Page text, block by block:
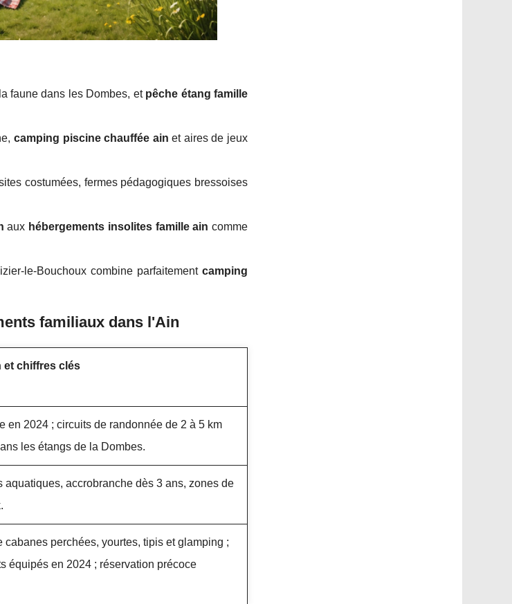
faune dans les Dombes, et pêche étang famille
camping piscine chauffée ain et aires de jeux
costumées, fermes pédagogiques bressoises
aux hébergements insolites famille ain comme
le-Bouchoux combine parfaitementcamping
familiaux dans l'Ain
et chiffres clés
en 2024 ; circuits de randonnée de 2 à 5 km
les étangs de la Dombes.
accrobranche dès 3 ans, zones de
perchées, yourtes, tipis et glamping ;
équipés en 2024 ; réservation précoce